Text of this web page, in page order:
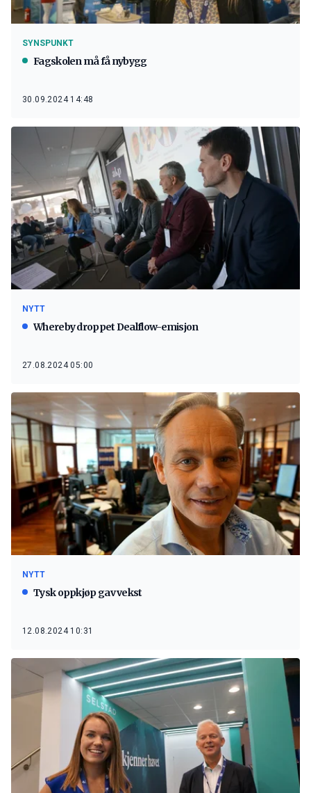
SYNSPUNKT
Fagskolen må få nybygg
30.09.2024 14:48
NYTT
Whereby droppet Dealflow-emisjon
27.08.2024 05:00
NYTT
Tysk oppkjøp gav vekst
12.08.2024 10:31